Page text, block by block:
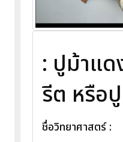
: ปูม้าแ
รีต หรือ
ชื่อวิทยาศาสตร์ :